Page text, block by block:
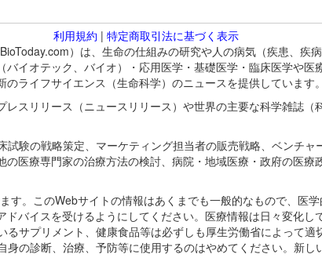
利用規約 | 特定商取引法に基づく表示
）は、生命の仕組みの研究や人の病気（疾患、疾
イオテック、バイオ）・応用医学・基礎医学・臨床医学や
ライフサイエンス（生命科学）のニュースを提供しています
スリリース（ニュースリリース）や世界の主要な科学雑誌
験の戦略策定、マーケティング担当者の販売戦略、ベンチ
医療専門家の治療方法の検討、病院・地域医療・政府の医
す。このWebサイトの情報はあくまでも一般的なもので、医
バイスを受けるようにしてください。医療情報は日々変化
サプリメント、健康食品等は必ずしも厚生労働省によって
の診断、治療、予防等に使用するのはやめてください。新